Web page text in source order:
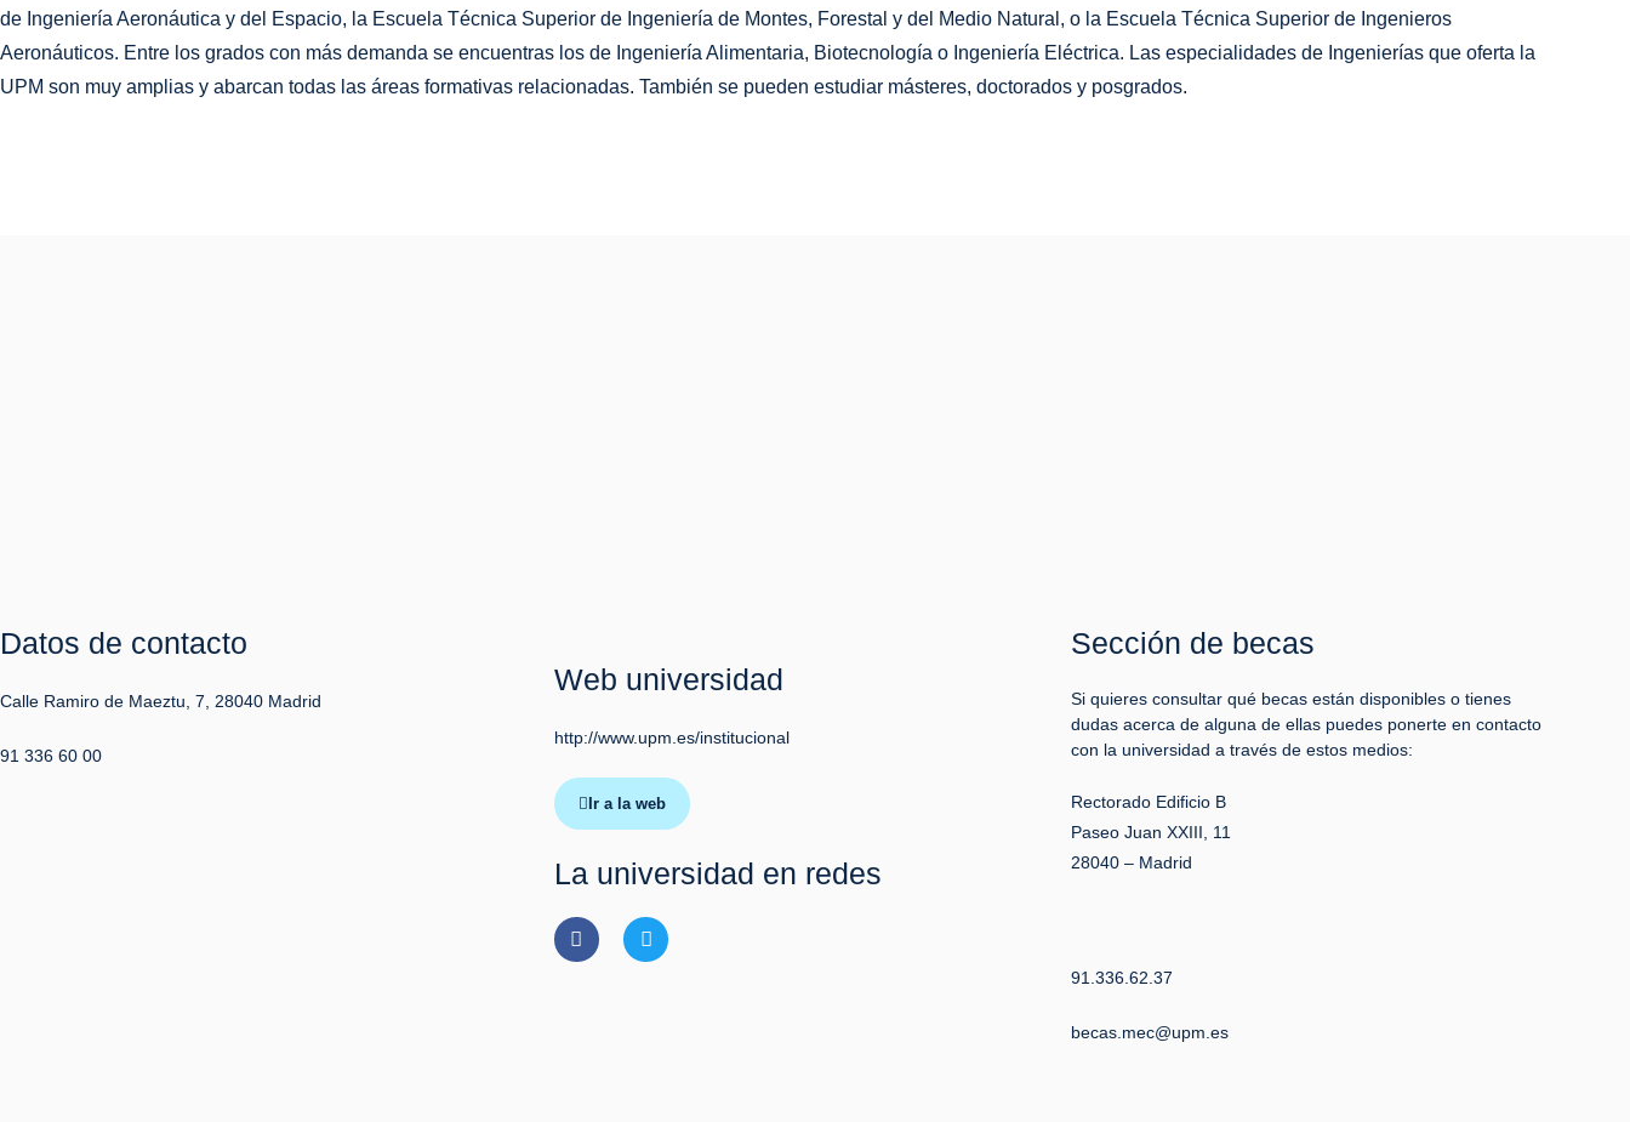
de Ingeniería Aeronáutica y del Espacio, la Escuela Técnica Superior de Ingeniería de Montes, Forestal y del Medio Natural, o la Escuela Técnica Superior de Ingenieros
Aeronáuticos. Entre los grados con más demanda se encuentras los de Ingeniería Alimentaria, Biotecnología o Ingeniería Eléctrica. Las especialidades de Ingenierías que oferta la
UPM son muy amplias y abarcan todas las áreas formativas relacionadas. También se pueden estudiar másteres, doctorados y posgrados.
Datos de contacto
Calle Ramiro de Maeztu, 7, 28040 Madrid
91 336 60 00
Web universidad
http://www.upm.es/institucional
Ir a la web
La universidad en redes
FacebookTwitter
Sección de becas
Si quieres consultar qué becas están disponibles o tienes
dudas acerca de alguna de ellas puedes ponerte en contacto
con la universidad a través de estos medios:
Rectorado Edificio B
Paseo Juan XXIII, 11
28040 – Madrid
91.336.62.37
becas.mec@upm.es